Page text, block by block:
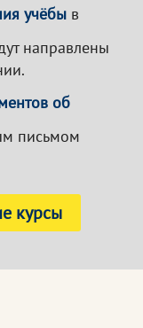
учёбы в
направлены
об
письмом
курсы